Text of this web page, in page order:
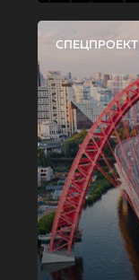
СПЕЦПРОЕКТ